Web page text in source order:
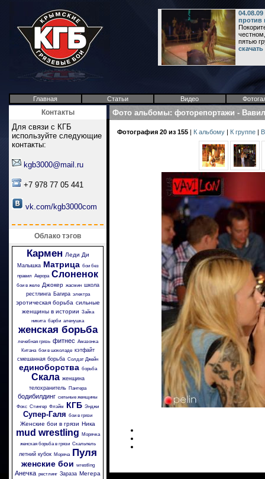
против
пятью
Главная Статьи Видео
Контакты
Для связи с КГБ
используйте следующие
контакты:
kgb3000@mail.ru
+7 978 77 05 441
vk.com/kgb3000com
Облако тэгов
Кармен Леди Ди
Малышка Матрица бои без
правил Аврора Слоненок
бои в желе Джокер жасмин школа
рестлинга Багира электра
эротическая борьба сильные
женщины в истории Зайка
никита барби аленушка
женская борьба
лечебная грязь фитнес Амазонка
Китана бои в шоколаде кэтфайт
смешанная борьба Солдат Джейн
единоборства борьба
Скала женщина
телохранитель Пантера
бодибилдинг сильные женщины
Фокс Стингер Флэйм КГБ Энджи
Супер-Галя бои в грязи
Женские бои в грязи Ника
mud wrestling
Морячка
женская борьба в грязи Скальпель
летний кубок Моряча Пуля
женские бои wrestling
Анечка рестлинг Зараза Мегера
Фото альбомы: фоторепортажи -
Фотография 20 из 155 | К альбому | К группе |